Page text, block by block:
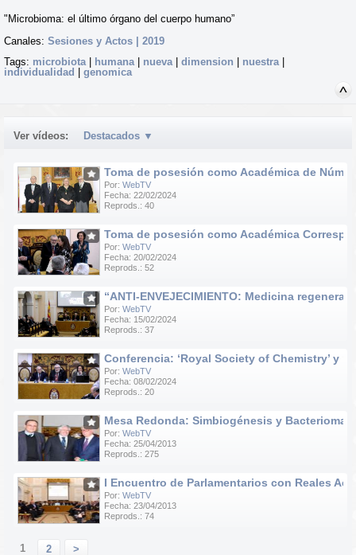
"Microbioma: el último órgano del cuerpo humano”
Canales: Sesiones y Actos | 2019
Tags: microbiota humana nueva dimension nuestra
individualidad
genomica
Ver vídeos: Destacados ▼
Toma de posesión como Académica de
Por: WebTV
Fecha: 22/02/2024
Reprods.: 40
Toma de posesión como Académica
Por: WebTV
Fecha: 20/02/2024
Reprods.: 52
“ANTI-ENVEJECIMIENTO: Medicina
Por: WebTV
Fecha: 15/02/2024
Reprods.: 37
Conferencia: ‘Royal Society of Chemistry’ y
Por: WebTV
Fecha: 08/02/2024
Reprods.: 20
Mesa Redonda: Simbiogénesis y Bacteriomas
Por: WebTV
Fecha: 25/04/2013
Reprods.: 275
I Encuentro de Parlamentarios con Reales
Por: WebTV
Fecha: 23/04/2013
Reprods.: 74
1 2 >